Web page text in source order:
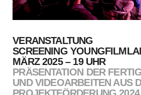
VERANSTALTUNG
SCREENING
MÄRZ 2025 – 19 UHR
PRÄSENTATION DER
UND VIDEOARBEITEN AUS